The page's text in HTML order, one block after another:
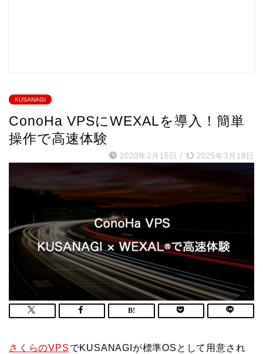
KUSANAGI
ConoHa VPSにWEXALを導入！簡単
操作で高速体験
2020年2月15日 / 2025年3月18日
さくらのVPS でKUSANAGIが標準OSとして用意され